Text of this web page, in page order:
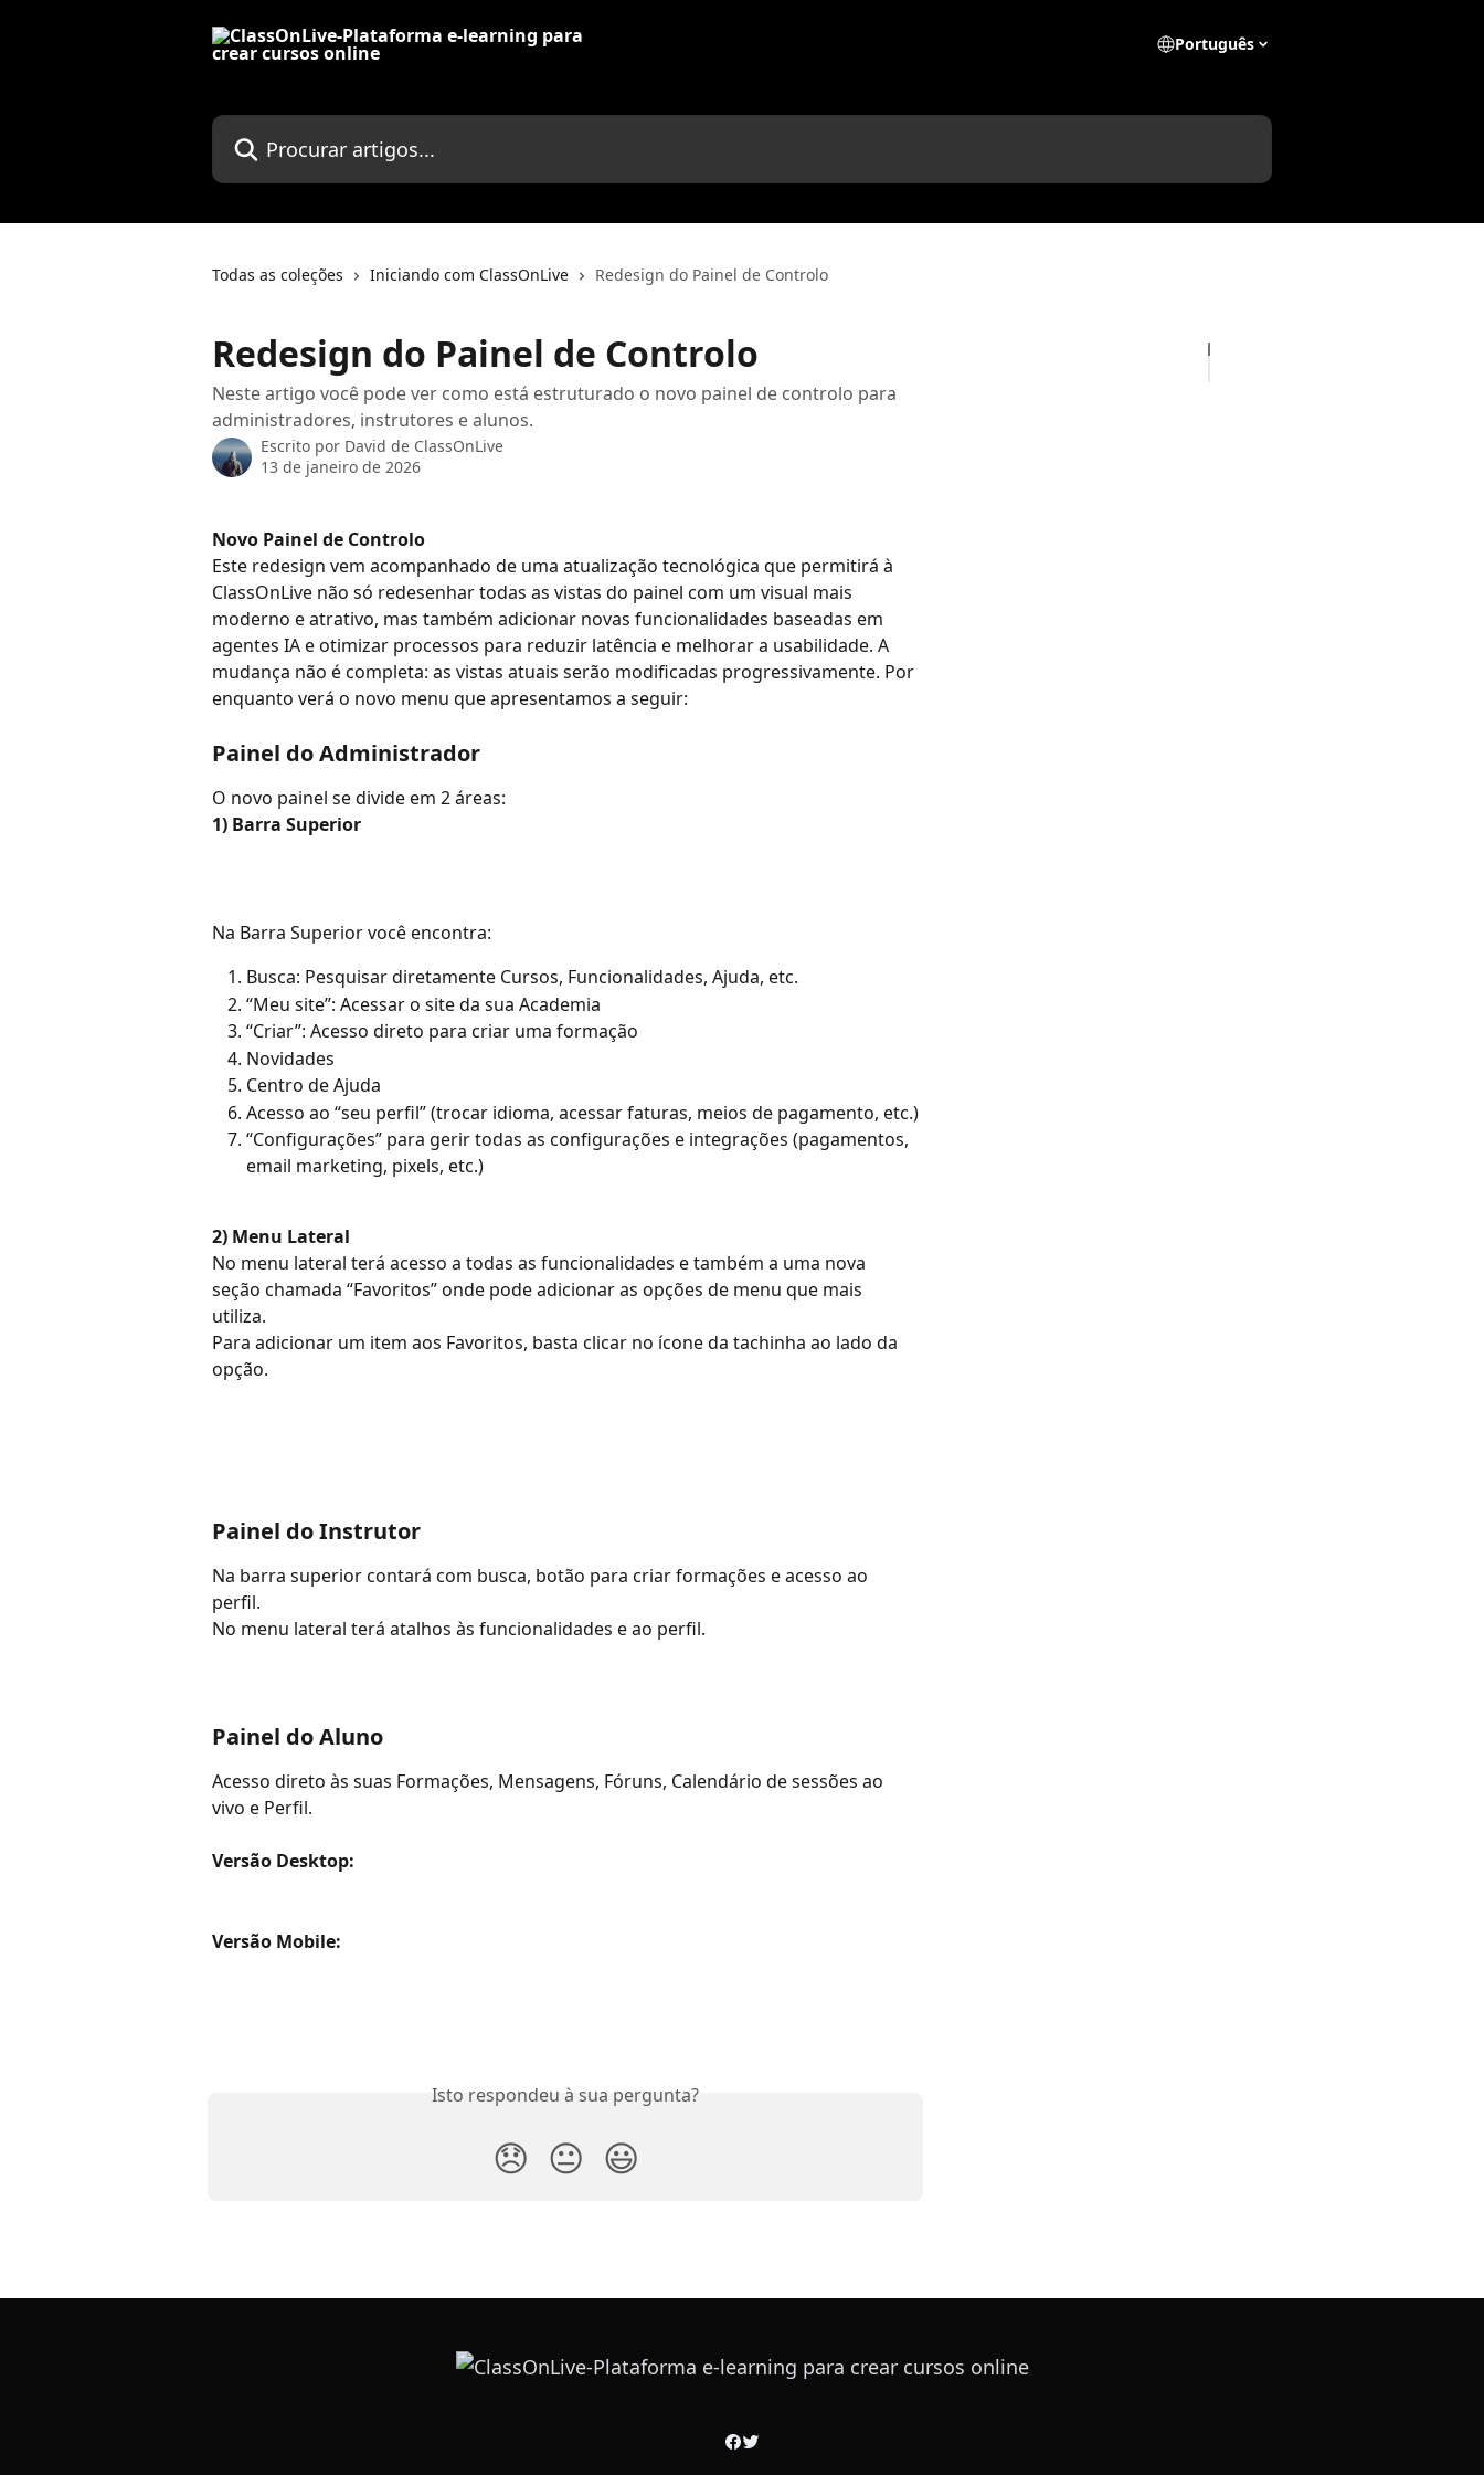
Português
Procurar artigos...
Todas as coleções Iniciando com ClassOnLive Redesign do Painel de Controlo
Redesign do Painel de Controlo
Neste artigo você pode ver como está estruturado o novo painel de controlo para
administradores, instrutores e alunos.
Escrito por David de ClassOnLive
13 de janeiro de 2026
Novo Painel de Controlo
Este redesign vem acompanhado de uma atualização tecnológica que permitirá à
ClassOnLive não só redesenhar todas as vistas do painel com um visual mais
moderno e atrativo, mas também adicionar novas funcionalidades baseadas em
agentes IA e otimizar processos para reduzir latência e melhorar a usabilidade. A
mudança não é completa: as vistas atuais serão modificadas progressivamente. Por
enquanto verá o novo menu que apresentamos a seguir:
Painel do Administrador
O novo painel se divide em 2 áreas:
1) Barra Superior
Na Barra Superior você encontra:
Busca: Pesquisar diretamente Cursos, Funcionalidades, Ajuda, etc.
“Meu site”: Acessar o site da sua Academia
“Criar”: Acesso direto para criar uma formação
Novidades
Centro de Ajuda
Acesso ao “seu perfil” (trocar idioma, acessar faturas, meios de pagamento, etc.)
“Configurações” para gerir todas as configurações e integrações (pagamentos,
email marketing, pixels, etc.)
2) Menu Lateral
No menu lateral terá acesso a todas as funcionalidades e também a uma nova
seção chamada “Favoritos” onde pode adicionar as opções de menu que mais
utiliza.
Para adicionar um item aos Favoritos, basta clicar no ícone da tachinha ao lado da
opção.
Painel do Instrutor
Na barra superior contará com busca, botão para criar formações e acesso ao
perfil.
No menu lateral terá atalhos às funcionalidades e ao perfil.
Painel do Aluno
Acesso direto às suas Formações, Mensagens, Fóruns, Calendário de sessões ao
vivo e Perfil.
Versão Desktop:
Versão Mobile:
Isto respondeu à sua pergunta?
😞 😐 😃